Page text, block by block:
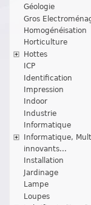
Géologie
Gros
Homogénéisation
Horticulture
Hottes
ICP
Identification
Impression
Indoor
Industrie
Informatique
Informatique,
innovants...
Installation
Jardinage
Lampe
Loupes